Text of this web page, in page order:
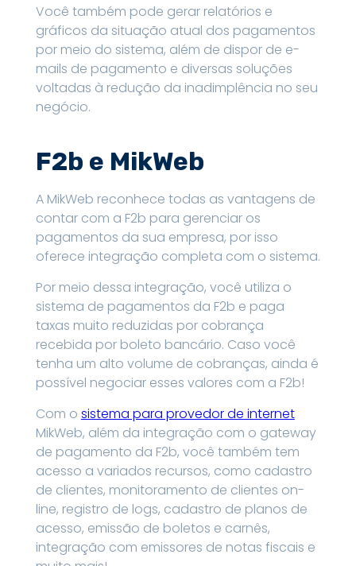
Você também pode gerar relatórios e
gráficos da situação atual dos pagamentos
por meio do sistema, além de dispor de e-
mails de pagamento e diversas soluções
voltadas à redução da inadimplência no seu
negócio.
F2b e MikWeb
A MikWeb reconhece todas as vantagens de
contar com a F2b para gerenciar os
pagamentos da sua empresa, por isso
oferece integração completa com o sistema.
Por meio dessa integração, você utiliza o
sistema de pagamentos da F2b e paga
taxas muito reduzidas por cobrança
recebida por boleto bancário. Caso você
tenha um alto volume de cobranças, ainda é
possível negociar esses valores com a F2b!
Com o sistema para provedor de internet
MikWeb, além da integração com o gateway
de pagamento da F2b, você também tem
acesso a variados recursos, como cadastro
de clientes, monitoramento de clientes on-
line, registro de logs, cadastro de planos de
acesso, emissão de boletos e carnês,
integração com emissores de notas fiscais e